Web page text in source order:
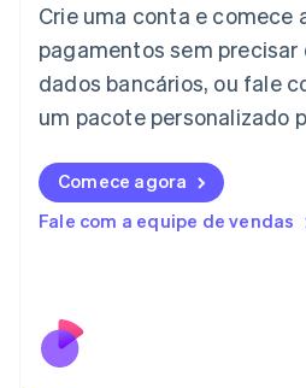
Crie uma conta e comece
pagamentos sem
dados bancários, ou fale
um pacote personalizado
Comece agora
Fale com a equipe de vendas
Itália
English
Japão
日本語English
Letônia
Liechtenstein
Deutsch English
Lituânia
English
English
Malta